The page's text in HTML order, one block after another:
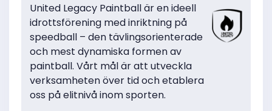
United Legacy Paintball är en ideell
idrottsförening med inriktning på
speedball – den tävlingsorienterade
och mest dynamiska formen av
paintball. Vårt mål är att utveckla
verksamheten över tid och etablera
oss på elitnivå inom sporten.